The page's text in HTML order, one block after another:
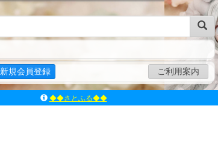
新規会員登録 ご利用案内
◆◆さとふる◆◆
ｱｿﾞﾝﾚｰﾍﾞﾙｼｮｯﾌﾟ楽天市場店